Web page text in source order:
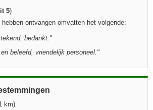
5)
ontvangen omvatten het volgende:
bedankt. "
beleefd, vriendelijk personeel. "
km)